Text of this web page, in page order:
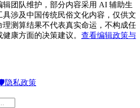
团队维护，部分内容采用 AI 辅助生
具涉及中国传统民俗文化内容，仅供文
测算结果不代表真实命运，不构成任
康方面的决策建议。 查看编辑政策与
隐私政策